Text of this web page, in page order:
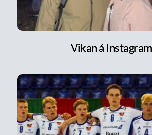
Vikan á Instagram